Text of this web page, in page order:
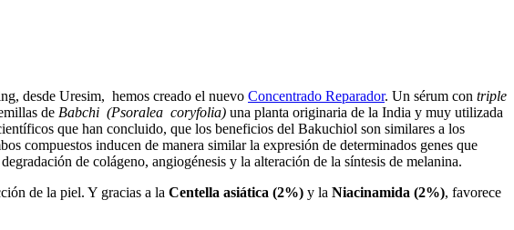
desde Uresim, hemos creado el nuevo Concentrado Reparador. Un sérum con triple
de Babchi (Psoralea coryfolia) una planta originaria de la India y muy utilizada
que han concluido, que los beneficios del Bakuchiol son similares a los
compuestos inducen de manera similar la expresión de determinados genes que
de colágeno, angiogénesis y la alteración de la síntesis de melanina.
de la piel. Y gracias a la Centella asiática (2%) y la Niacinamida (2%), favorece